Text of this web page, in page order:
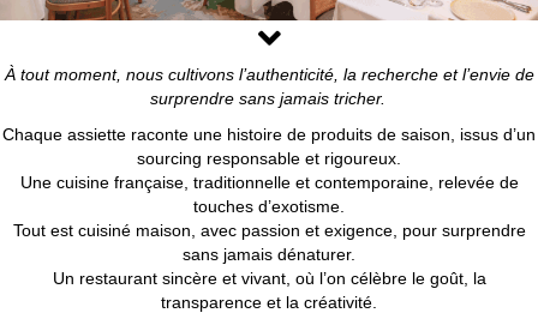
À tout moment, nous cultivons l’authenticité, la recherche et l’envie de
surprendre sans jamais tricher.
Chaque assiette raconte une histoire de produits de saison, issus d’un
sourcing responsable et rigoureux.
Une cuisine française, traditionnelle et contemporaine, relevée de
touches d’exotisme.
Tout est cuisiné maison, avec passion et exigence, pour surprendre
sans jamais dénaturer.
Un restaurant sincère et vivant, où l’on célèbre le goût, la
transparence et la créativité.